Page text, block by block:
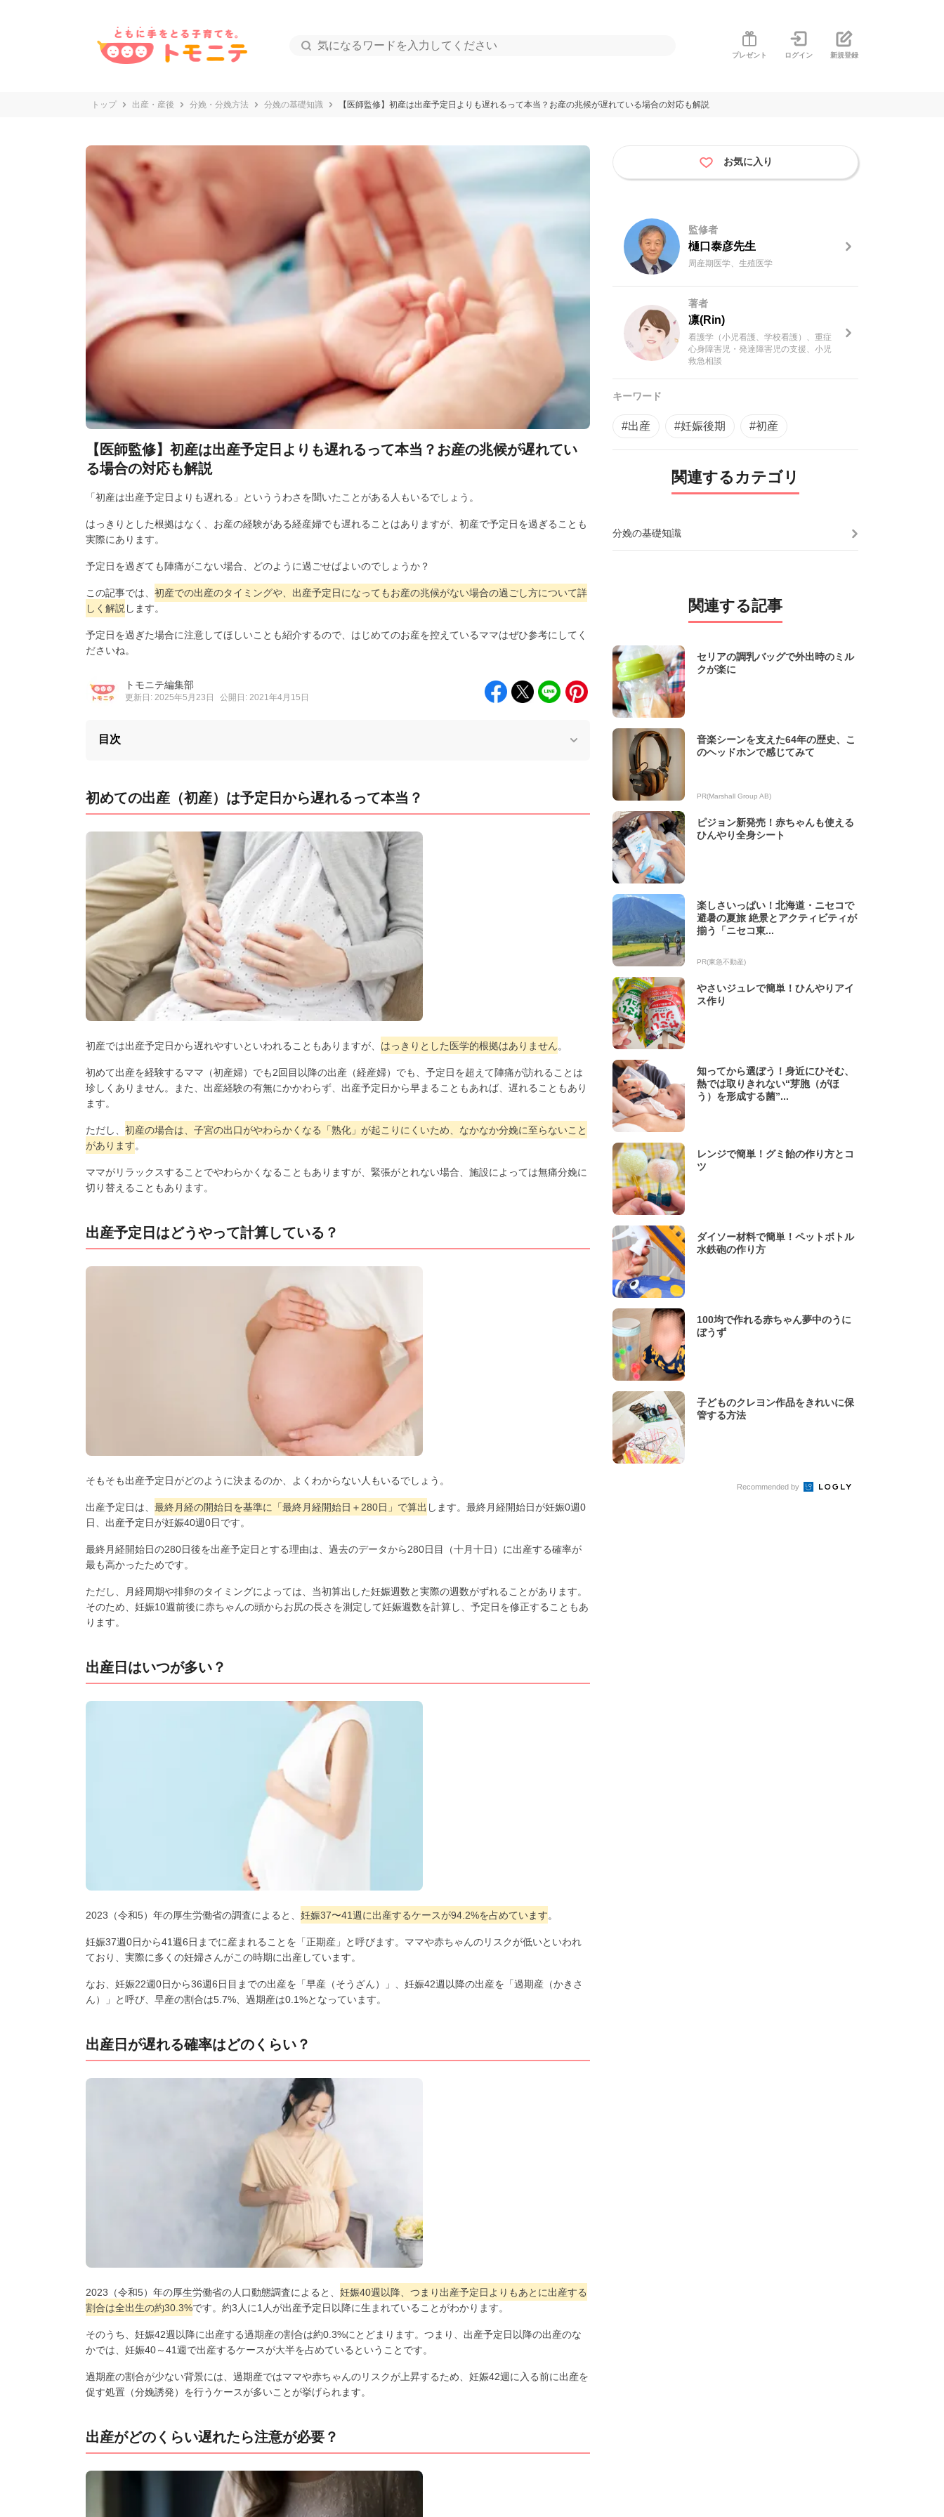
プレゼント ログイン 新規登録
トップ 出産・産後 分娩・分娩方法 分娩の基礎知識 【医師監修】初産は出産予定日よりも遅れるって本当？お産の兆候が遅れている場合の対応も解説
【医師監修】初産は出産予定日よりも遅れるって本当？お産の兆候が遅れてい
る場合の対応も解説
「初産は出産予定日よりも遅れる」といううわさを聞いたことがある人もいるでしょう。
はっきりとした根拠はなく、お産の経験がある経産婦でも遅れることはありますが、初産で予定日を過ぎることも
実際にあります。
予定日を過ぎても陣痛がこない場合、どのように過ごせばよいのでしょうか？
この記事では、 初産での出産のタイミングや、出産予定日になってもお産の兆候がない場合の過ごし方について詳
しく解説 します。
予定日を過ぎた場合に注意してほしいことも紹介するので、はじめてのお産を控えているママはぜひ参考にしてく
ださいね。
トモニテ編集部
更新日: 2025年5月23日 公開日: 2021年4月15日
目次
初めての出産（初産）は予定日から遅れるって本当？
初産では出産予定日から遅れやすいといわれることもありますが、 はっきりとした医学的根拠はありません。
初めて出産を経験するママ（初産婦）でも2回目以降の出産（経産婦）でも、予定日を超えて陣痛が訪れることは
珍しくありません。また、出産経験の有無にかかわらず、出産予定日から早まることもあれば、遅れることもあり
ます。
ただし、 初産の場合は、子宮の出口がやわらかくなる「熟化」が起こりにくいため、なかなか分娩に至らないこと
があります。
ママがリラックスすることでやわらかくなることもありますが、緊張がとれない場合、施設によっては無痛分娩に
切り替えることもあります。
出産予定日はどうやって計算している？
そもそも出産予定日がどのように決まるのか、よくわからない人もいるでしょう。
出産予定日は、 最終月経の開始日を基準に「最終月経開始日＋280日」で算出 します。最終月経開始日が妊娠0週0
日、出産予定日が妊娠40週0日です。
最終月経開始日の280日後を出産予定日とする理由は、過去のデータから280日目（十月十日）に出産する確率が
最も高かったためです。
ただし、月経周期や排卵のタイミングによっては、当初算出した妊娠週数と実際の週数がずれることがあります。
そのため、妊娠10週前後に赤ちゃんの頭からお尻の長さを測定して妊娠週数を計算し、予定日を修正することもあ
ります。
出産日はいつが多い？
2023（令和5）年の厚生労働省の調査によると、 妊娠37〜41週に出産するケースが94.2%を占めています。
妊娠37週0日から41週6日までに産まれることを「正期産」と呼びます。ママや赤ちゃんのリスクが低いといわれ
ており、実際に多くの妊婦さんがこの時期に出産しています。
なお、妊娠22週0日から36週6日目までの出産を「早産（そうざん）」、妊娠42週以降の出産を「過期産（かきさ
ん）」と呼び、早産の割合は5.7%、過期産は0.1%となっています。
出産日が遅れる確率はどのくらい？
2023（令和5）年の厚生労働省の人口動態調査によると、 妊娠40週以降、つまり出産予定日よりもあとに出産する
割合は全出生の約30.3%です。約3人に1人が出産予定日以降に生まれていることがわかります。
そのうち、妊娠42週以降に出産する過期産の割合は約0.3%にとどまります。つまり、出産予定日以降の出産のな
かでは、妊娠40～41週で出産するケースが大半を占めているということです。
過期産の割合が少ない背景には、過期産ではママや赤ちゃんのリスクが上昇するため、妊娠42週に入る前に出産を
促す処置（分娩誘発）を行うケースが多いことが挙げられます。
出産がどのくらい遅れたら注意が必要？
お気に入り
監修者
樋口泰彦先生
周産期医学、生殖医学
著者
凛(Rin)
看護学（小児看護、学校看護）、重症
心身障害児・発達障害児の支援、小児
救急相談
キーワード
#出産 #妊娠後期 #初産
関連するカテゴリ
分娩の基礎知識
関連する記事
セリアの調乳バッグで外出時のミル
クが楽に
音楽シーンを支えた64年の歴史、こ
のヘッドホンで感じてみて
PR(Marshall Group AB)
ピジョン新発売！赤ちゃんも使える
ひんやり全身シート
楽しさいっぱい！北海道・ニセコで
避暑の夏旅 絶景とアクティビティが
揃う「ニセコ東...
PR(東急不動産)
やさいジュレで簡単！ひんやりアイ
ス作り
知ってから選ぼう！身近にひそむ、
熱では取りきれない“芽胞（がほ
う）を形成する菌”...
レンジで簡単！グミ飴の作り方とコ
ツ
ダイソー材料で簡単！ペットボトル
水鉄砲の作り方
100均で作れる赤ちゃん夢中のうに
ぼうず
子どものクレヨン作品をきれいに保
管する方法
Recommended by